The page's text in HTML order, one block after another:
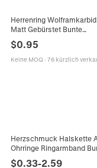
Herrenring
Matt Gebürstet Bunte
Regenbogenrille
$0.95
Keine MOQ · 76 kürzlich
Herzschmuck Halskette
Ohrringe Ringarmband
$0.33-2.59